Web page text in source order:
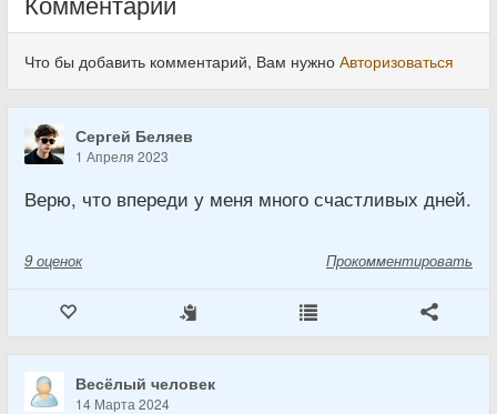
Что бы добавить комментарий, Вам нужно Авторизоваться
Сергей Беляев
1 Апреля 2023
Верю, что впереди у меня много счастливых дней.
9 оценок Прокомментировать
Весёлый человек
14 Марта 2024